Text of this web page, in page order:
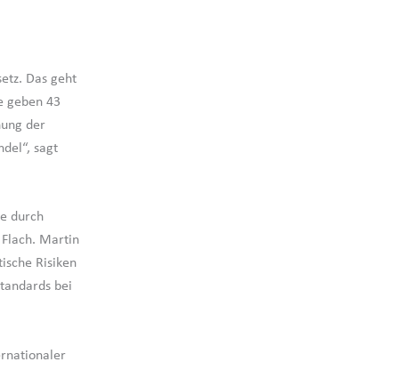
Das geht
geben 43
der
sagt
durch
Martin
Risiken
bei